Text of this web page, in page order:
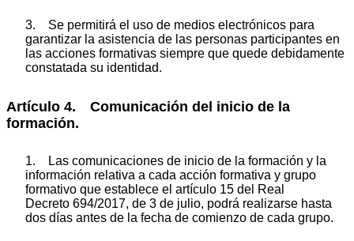
3. Se permitirá el uso de medios electrónicos para
garantizar la asistencia de las personas participantes en
las acciones formativas siempre que quede debidamente
constatada su identidad.
Artículo 4. Comunicación del inicio de la
formación.
1. Las comunicaciones de inicio de la formación y la
información relativa a cada acción formativa y grupo
formativo que establece el artículo 15 del Real
Decreto 694/2017, de 3 de julio, podrá realizarse hasta
dos días antes de la fecha de comienzo de cada grupo.